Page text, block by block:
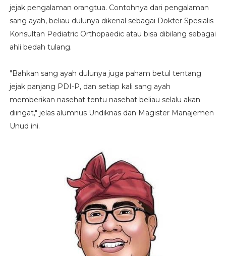
jejak pengalaman orangtua. Contohnya dari pengalaman
sang ayah, beliau dulunya dikenal sebagai Dokter Spesialis
Konsultan Pediatric Orthopaedic atau bisa dibilang sebagai
ahli bedah tulang.
"Bahkan sang ayah dulunya juga paham betul tentang
jejak panjang PDI-P, dan setiap kali sang ayah
memberikan nasehat tentu nasehat beliau selalu akan
diingat," jelas alumnus Undiknas dan Magister Manajemen
Unud ini.